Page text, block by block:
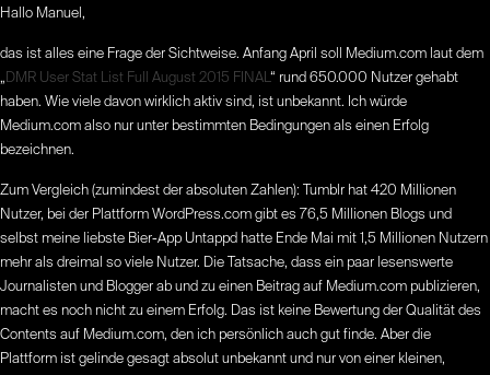
Hallo Manuel,
das ist alles eine Frage der Sichtweise. Anfang April soll Medium.com laut dem
„ DMR User Stat List Full August 2015 FINAL“ rund 650.000 Nutzer gehabt
haben. Wie viele davon wirklich aktiv sind, ist unbekannt. Ich würde
Medium.com also nur unter bestimmten Bedingungen als einen Erfolg
bezeichnen.
Zum Vergleich (zumindest der absoluten Zahlen): Tumblr hat 420 Millionen
Nutzer, bei der Plattform WordPress.com gibt es 76,5 Millionen Blogs und
selbst meine liebste Bier-App Untappd hatte Ende Mai mit 1,5 Millionen Nutzern
mehr als dreimal so viele Nutzer. Die Tatsache, dass ein paar lesenswerte
Journalisten und Blogger ab und zu einen Beitrag auf Medium.com publizieren,
macht es noch nicht zu einem Erfolg. Das ist keine Bewertung der Qualität des
Contents auf Medium.com, den ich persönlich auch gut finde. Aber die
Plattform ist gelinde gesagt absolut unbekannt und nur von einer kleinen,